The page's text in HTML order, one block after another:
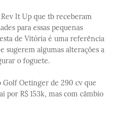
It Up que tb receberam
para essas pequenas
de Vitória é uma referência
sugerem algumas alterações a
o foguete.
Golf Oetinger de 290 cv que
por R$ 153k, mas com câmbio